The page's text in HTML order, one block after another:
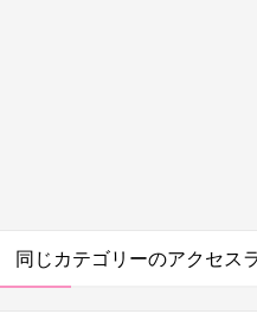
同じカテゴリーのアクセス